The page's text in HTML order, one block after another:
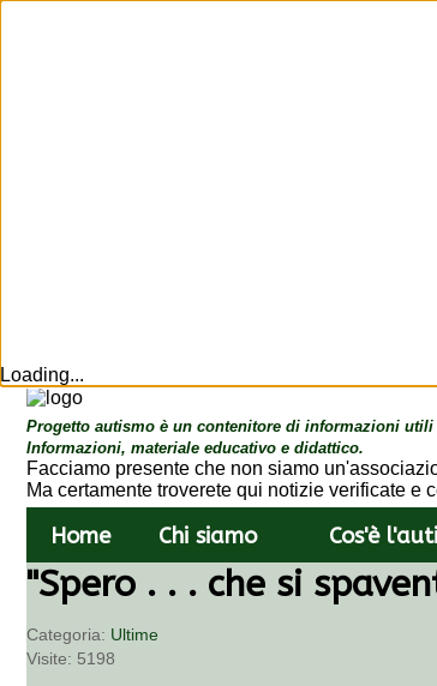
Loading...
Home
Chi siamo
Cos'è l'autismo
Ultime notizie
Progetto autismo è un contenitore di informazioni
Informazioni, materiale educativo e didattico.
Facciamo presente che non siamo
Ma certamente troverete qui notizie verificate e
Home Chi siamo Cos'è
"Spero . . . che si
Categoria: Ultime
Visite: 5198